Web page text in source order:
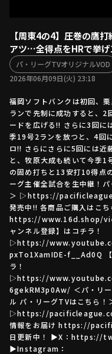
ファーム東地区
ファーム中地区
ファーム西地区
交流戦
選手名鑑
選手名鑑トップ
北海道日本ハム
東北楽天ゴー
埼玉西武ライ
千葉ロッテマ
オリックス・
福岡ソフトバ
ニュース
設定
利用規約
【周東4の4】圧巻の鷹
アツ…全得点をHRで挙げ
パ・リーグTVオリジナルVOD
2026年06月09日(火) 23:18
福岡ソフトバンクは初回、
ランで先制に成功すると、2
ードを広げる!! さらに3回に
季19号2ランを放つと、4回
ロ!! さらにさらに5回には近
と、牧原大成も続いて今季
の固め打ちと13安打10得点
ーグ主催全試合を生中継！
＞ ▷https://
発売中!! 各商品ご購入はこち
https://www.16d.shop/
ャンネル登録】はコチラ！
▷https://
pxTo1XamIDE-f__Ad0Q 【
ラ！
▷https://
6gekRM3p0Aw/ ＜パ・リー
ル パ・リーグTVはこちら！
▷https://
情報をお届け https://
日更新中！ ▶X：https://
▶Instagram：